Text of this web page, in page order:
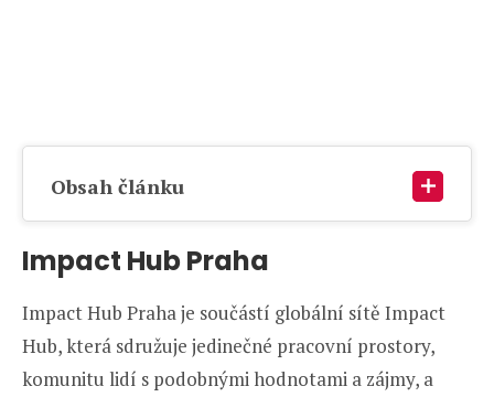
Obsah článku
Impact Hub Praha
Impact Hub Praha je součástí globální sítě Impact
Hub, která sdružuje jedinečné pracovní prostory,
komunitu lidí s podobnými hodnotami a zájmy, a